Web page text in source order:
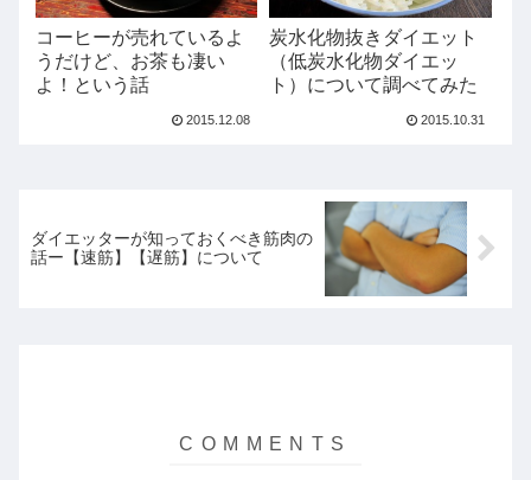
コーヒーが売れているよ
うだけど、お茶も凄い
よ！という話
2015.12.08
炭水化物抜きダイエット
（低炭水化物ダイエッ
ト）について調べてみた
2015.10.31
ダイエッターが知っておくべき筋肉の
話ー【速筋】【遅筋】について